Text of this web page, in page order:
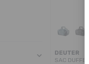
DEUTER
SAC